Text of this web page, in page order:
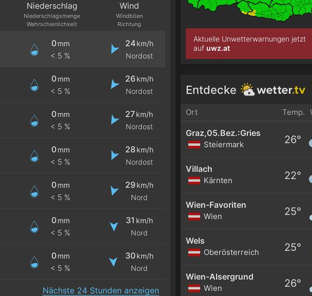
Niederschlag
Niederschlagsmenge
Wahrscheinlichkeit
Wind
Windböen
Richtung
0 mm
< 5 %
24 km/h
Nordost
0 mm
< 5 %
26 km/h
Nordost
0 mm
< 5 %
27km/h
Nordost
0 mm
< 5 %
28 km/h
Nordost
0 mm
< 5 %
29 km/h
Nord
0 mm
< 5 %
31 km/h
Nord
0 mm
< 5 %
30 km/h
Nord
Nächste 24 Stunden anzeigen
Aktuelle Unwetterwarnungen jetzt
auf uwz.at
Entdecke
Ort Temp.
Graz,05.Bez.:Gries
Steiermark 26°
Villach
Kärnten 22°
Wien-Favoriten
Wien 25°
Wels
Oberösterreich 25°
Wien-Alsergrund
Wien 26°